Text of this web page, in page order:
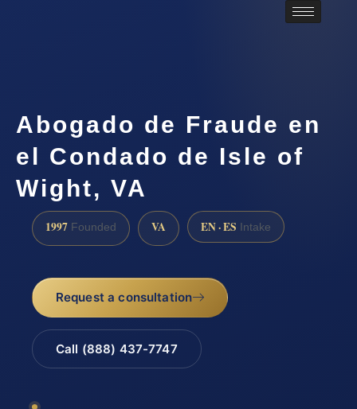
Abogado de Fraude en
el Condado de Isle of
Wight, VA
1997 Founded VA EN · ES Intake
Request a consultation
Call (888) 437-7747